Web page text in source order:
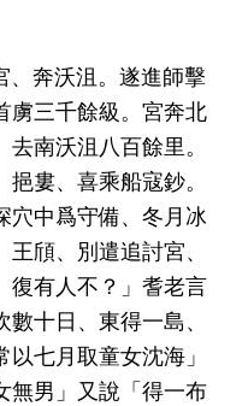
、奔沃沮。遂進師擊
虜三千餘級。宮奔北
南沃沮八百餘里。
婁、喜乘船寇鈔。
穴中爲守備、冬月冰
頎、別遣追討宮、
復有人不？」耆老言
數十日、東得一島、
七月取童女沈海」
無男」又說「得一布